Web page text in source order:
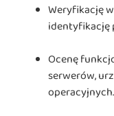
Weryfikację
identyfikację
Ocenę
serwerów,
operacyjnych.